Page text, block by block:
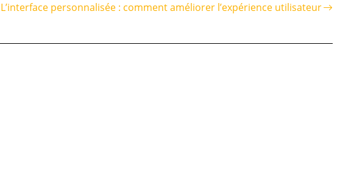
L’interface personnalisée : comment améliorer l’expérience utilisateur